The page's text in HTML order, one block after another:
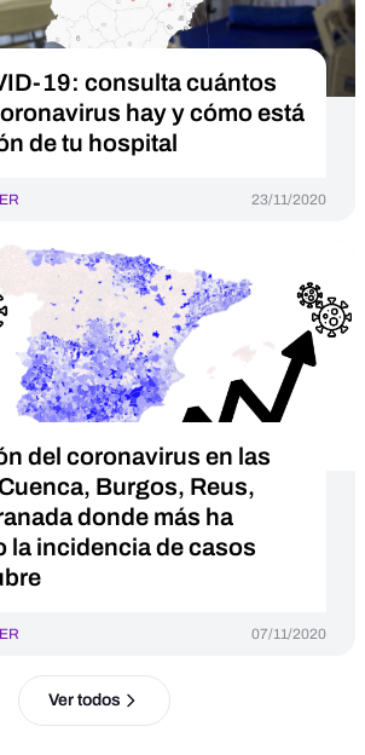
19: consulta cuántos
hay y cómo está
de tu hospital
23/11/2020
del coronavirus en las
Burgos, Reus,
donde más ha
la incidencia de casos
07/11/2020
Ver todos